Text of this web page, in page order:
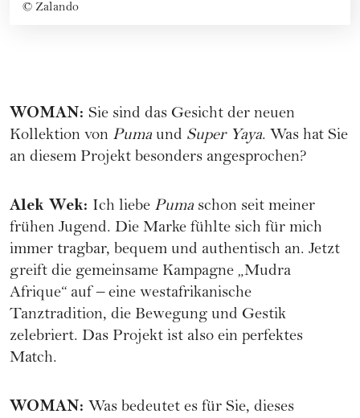
© Zalando
WOMAN: Sie sind das Gesicht der neuen
Kollektion von Puma und Super Yaya. Was hat Sie
an diesem Projekt besonders angesprochen?
Alek Wek: Ich liebe Puma schon seit meiner
frühen Jugend. Die Marke fühlte sich für mich
immer tragbar, bequem und authentisch an. Jetzt
greift die gemeinsame Kampagne „Mudra
Afrique“ auf – eine westafrikanische
Tanztradition, die Bewegung und Gestik
zelebriert. Das Projekt ist also ein perfektes
Match.
WOMAN: Was bedeutet es für Sie, dieses